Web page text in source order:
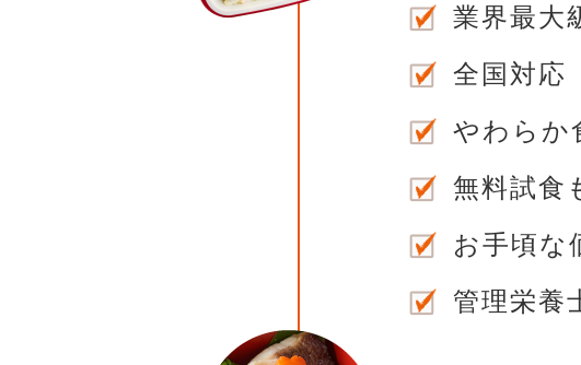
業界最大
全国対応
やわらか
無料試食
お手頃な
管理栄養